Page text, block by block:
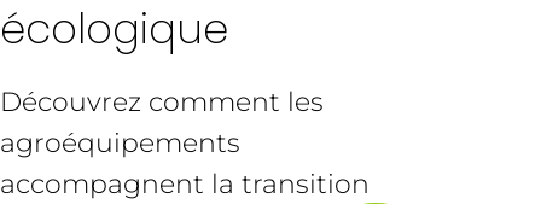
écologique
Découvrez comment les
agroéquipements
accompagnent la transition